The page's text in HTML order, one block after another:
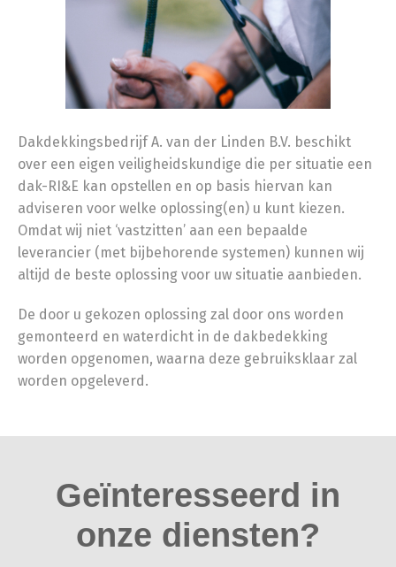
Dakdekkingsbedrijf A. van der Linden B.V. beschikt
over een eigen veiligheidskundige die per situatie een
dak-RI&E kan opstellen en op basis hiervan kan
adviseren voor welke oplossing(en) u kunt kiezen.
Omdat wij niet ‘vastzitten’ aan een bepaalde
leverancier (met bijbehorende systemen) kunnen wij
altijd de beste oplossing voor uw situatie aanbieden.
De door u gekozen oplossing zal door ons worden
gemonteerd en waterdicht in de dakbedekking
worden opgenomen, waarna deze gebruiksklaar zal
worden opgeleverd.
Geïnteresseerd in
onze diensten?